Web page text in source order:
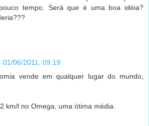
tempo. Será que é uma boa idéia?
01/06/2011, 09:19
vende em qualquer lugar do mundo,
km/l no Omega, uma ótima média.